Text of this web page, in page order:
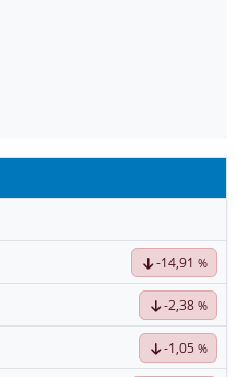
-14,91 %
Hauptdiskussion -2,38 %
-1,05 %